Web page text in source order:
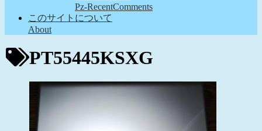
Pz-RecentComments
このサイトについて
About
PT55445KSXG